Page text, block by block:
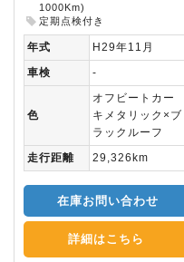
1000Km)
定期点検付き
年式
H29年11月
車検
-
色
オフビートカー
キメタリック×ブ
ラックルーフ
走行距離
29,326km
在庫お問い合わせ
詳細はこちら